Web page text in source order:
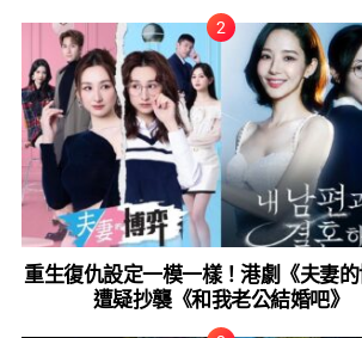
重生復仇設定一模一樣！港劇《夫妻的
遭疑抄襲《和我老公結婚吧》